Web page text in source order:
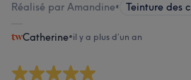
Réalisé par Amandine• Teinture des
Catherine•il y a plus d’un an